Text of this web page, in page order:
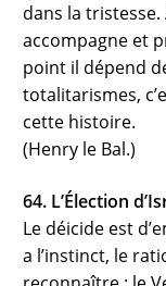
dans la
accompagne et
point il dépend
totalitarismes,
cette histoire.
(Henry le Bal.)
64. L’Élection
Le déicide est
a l’instinct, le